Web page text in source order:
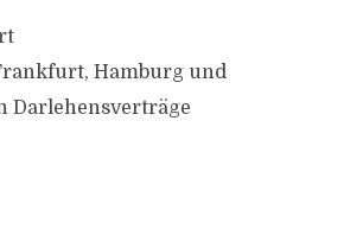
Hamburg und
Darlehensverträge